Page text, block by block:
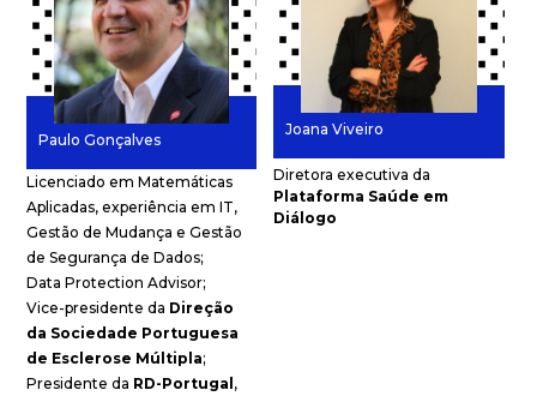
Paulo Gonçalves
Licenciado em Matemáticas
Aplicadas, experiência em IT,
Gestão de Mudança e Gestão
de Segurança de Dados;
Data Protection Advisor;
Vice-presidente da Direção
da Sociedade Portuguesa
de Esclerose Múltipla;
Presidente da RD-Portugal,
Joana Viveiro
Diretora executiva da
Plataforma Saúde em
Diálogo